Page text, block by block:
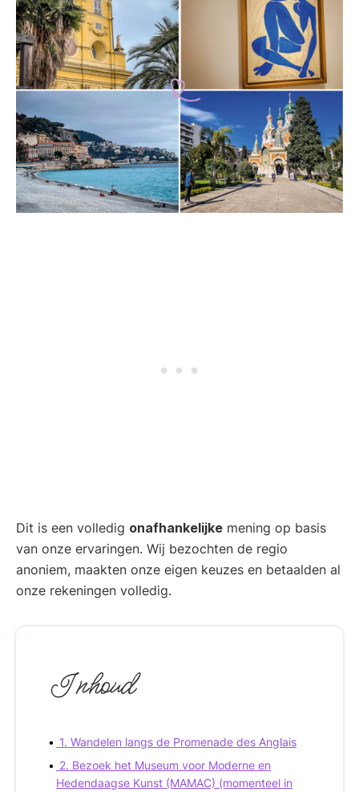
Dit is een volledig onafhankelijke mening op basis
van onze ervaringen. Wij bezochten de regio
anoniem, maakten onze eigen keuzes en betaalden al
onze rekeningen volledig.
Inhoud
1. Wandelen langs de Promenade des Anglais
2. Bezoek het Museum voor Moderne en
Hedendaagse Kunst (MAMAC) (momenteel in